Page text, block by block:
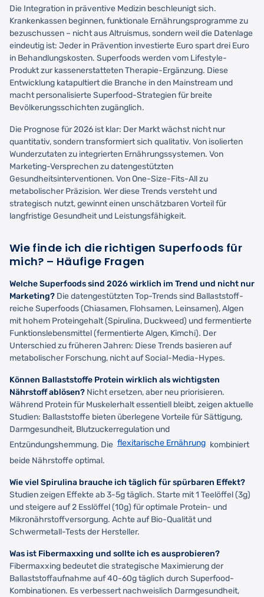
Die Integration in präventive Medizin beschleunigt sich.
Krankenkassen beginnen, funktionale Ernährungsprogramme zu
bezuschussen – nicht aus Altruismus, sondern weil die Datenlage
eindeutig ist: Jeder in Prävention investierte Euro spart drei Euro
in Behandlungskosten. Superfoods werden vom Lifestyle-
Produkt zur kassenerstatteten Therapie-Ergänzung. Diese
Entwicklung katapultiert die Branche in den Mainstream und
macht personalisierte Superfood-Strategien für breite
Bevölkerungsschichten zugänglich.
Die Prognose für 2026 ist klar: Der Markt wächst nicht nur
quantitativ, sondern transformiert sich qualitativ. Von isolierten
Wunderzutaten zu integrierten Ernährungssystemen. Von
Marketing-Versprechen zu datengestützten
Gesundheitsinterventionen. Von One-Size-Fits-All zu
metabolischer Präzision. Wer diese Trends versteht und
strategisch nutzt, gewinnt einen unschätzbaren Vorteil für
langfristige Gesundheit und Leistungsfähigkeit.
Wie finde ich die richtigen Superfoods für
mich? – Häufige Fragen
Welche Superfoods sind 2026 wirklich im Trend und nicht nur
Marketing? Die datengestützten Top-Trends sind Ballaststoff-
reiche Superfoods (Chiasamen, Flohsamen, Leinsamen), Algen
mit hohem Proteingehalt (Spirulina, Duckweed) und fermentierte
Funktionslebensmittel (fermentierte Algen, Kimchi). Der
Unterschied zu früheren Jahren: Diese Trends basieren auf
metabolischer Forschung, nicht auf Social-Media-Hypes.
Können Ballaststoffe Protein wirklich als wichtigsten
Nährstoff ablösen? Nicht ersetzen, aber neu priorisieren.
Während Protein für Muskelerhalt essentiell bleibt, zeigen aktuelle
Studien: Ballaststoffe bieten überlegene Vorteile für Sättigung,
Darmgesundheit, Blutzuckerregulation und
Entzündungshemmung. Die flexitarische Ernährung kombiniert
beide Nährstoffe optimal.
Wie viel Spirulina brauche ich täglich für spürbaren Effekt?
Studien zeigen Effekte ab 3-5g täglich. Starte mit 1 Teelöffel (3g)
und steigere auf 2 Esslöffel (10g) für optimale Protein- und
Mikronährstoffversorgung. Achte auf Bio-Qualität und
Schwermetall-Tests der Hersteller.
Was ist Fibermaxxing und sollte ich es ausprobieren?
Fibermaxxing bedeutet die strategische Maximierung der
Ballaststoffaufnahme auf 40-60g täglich durch Superfood-
Kombinationen. Es verbessert nachweislich Darmgesundheit,